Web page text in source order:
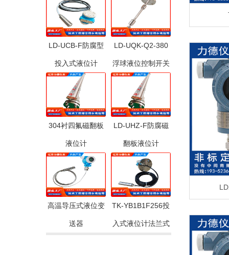
LD-UCB-F防腐型
投入式液位计
LD-UQK-Q2-380
浮球液位控制开关
304衬四氟磁翻板
液位计
LD-UHZ-F防腐磁
翻板液位计
高温导压式液位变
送器
TK-YB1B1F256投
入式液位计法兰式